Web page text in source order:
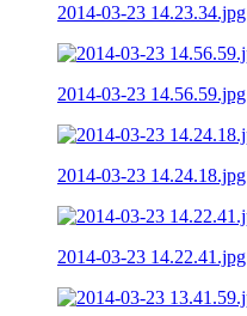
2014-03-23 14.23.34.jpg
2014-03-23 14.56.59.jpg
2014-03-23 14.24.18.jpg
2014-03-23 14.22.41.jpg